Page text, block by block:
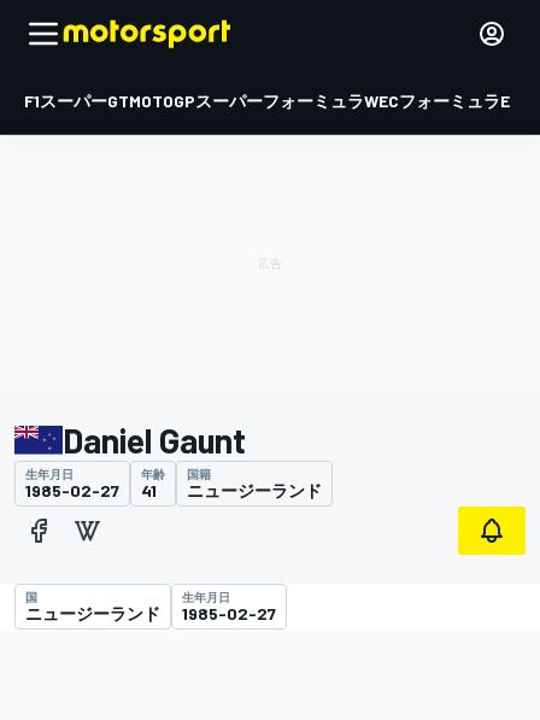
F1スーパーGTMOTOGPスーパーフォーミュラWECフォーミュラE
Daniel Gaunt
生年月日
1985-02-27
年齢
41
国籍
ニュージーランド
国
ニュージーランド
生年月日
1985-02-27